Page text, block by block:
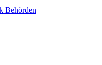
Behörden